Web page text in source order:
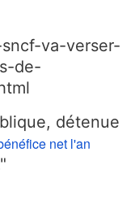
va-verser-
de-
détenue
net l'an